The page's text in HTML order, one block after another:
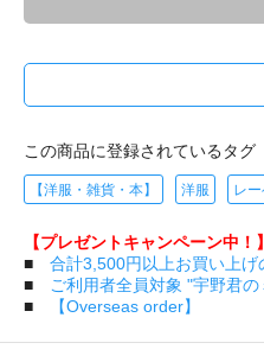
この商品に登録されているタグ
【洋服・雑貨・本】 洋服 レー
【プレゼントキャンペーン中！】
■ 合計3,500円以上お買い上
■
ご利用者全員対象 "宇野君
■
【Overseas order】